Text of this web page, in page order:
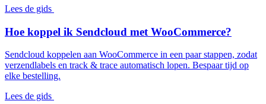
Lees de gids
Hoe koppel ik Sendcloud met WooCommerce?
Sendcloud koppelen aan WooCommerce in een paar stappen, zodat
verzendlabels en track & trace automatisch lopen. Bespaar tijd op
elke bestelling.
Lees de gids